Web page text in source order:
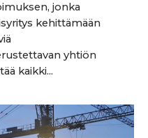
jonka
kehittämään
yhtiön
kaikki...